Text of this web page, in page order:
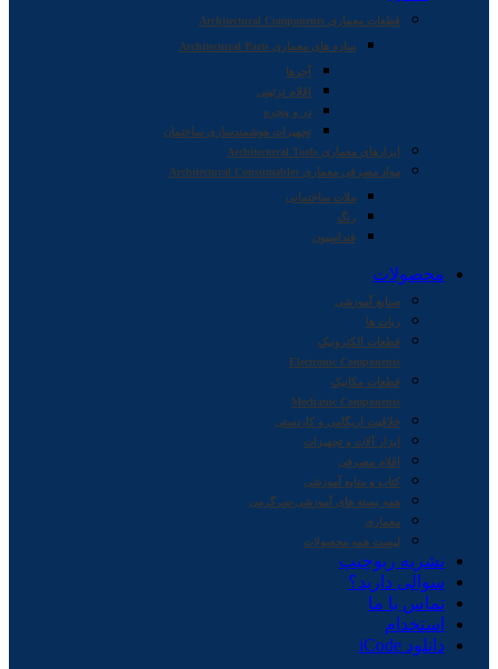
قطعات معماری Architectural Components
سازه های معماری Architectural Parts
آجرها
اقلام تزئینی
در و پنجره
تجهیزات هوشمندسازی ساختمان
ابزارهای معماری Architectural Tools
مواد مصرفی معماری Architectural Consumables
ملات ساختمانی
رنگ
فنداسیون
محصولات
صنایع آموزشی
ربات ها
قطعات الکترونیک
Electronic Components
قطعات مکانیک
Mechanic Components
خلاقیت اریگامی و کاردستی
ابزار آلات و تجهیزات
اقلام مصرفی
کتاب و منابع آموزشی
همه بسته های آموزشی-سرگرمی
معماری
لیست همه محصولات
نشریه ربوچیپ
سوالی دارید؟
تماس با ما
استخدام
دانلود iCode